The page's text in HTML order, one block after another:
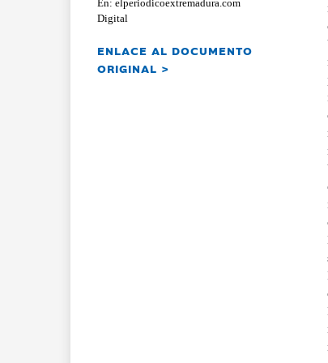
En: elperiodicoextremadura.com
Digital
ENLACE AL DOCUMENTO
ORIGINAL >